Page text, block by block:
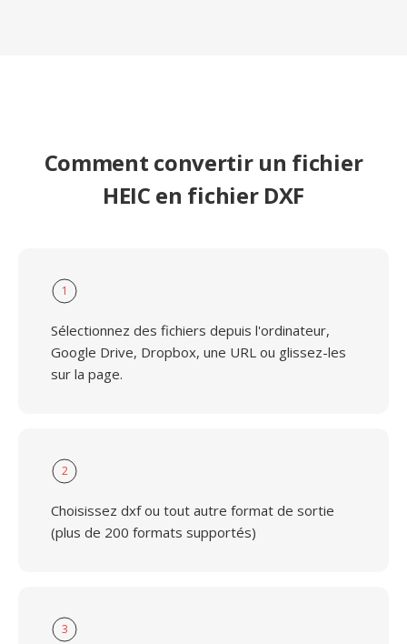
Comment convertir un fichier
HEIC en fichier DXF
1
Sélectionnez des fichiers depuis l'ordinateur,
Google Drive, Dropbox, une URL ou glissez-les
sur la page.
2
Choisissez dxf ou tout autre format de sortie
(plus de 200 formats supportés)
3